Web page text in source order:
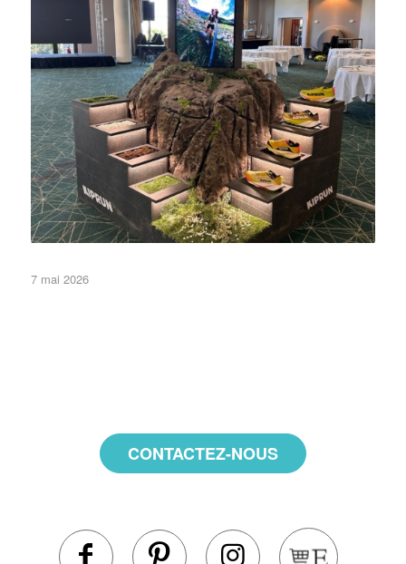
Reproduire un rocher, c’est un tout
•Eléments de décor•
7 mai 2026
CONTACTEZ-NOUS